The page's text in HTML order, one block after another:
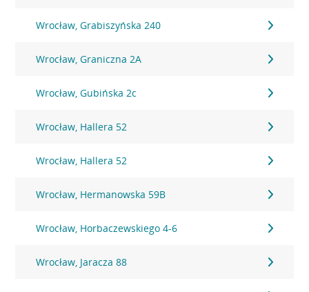
Wrocław, Grabiszyńska 240
Wrocław, Graniczna 2A
Wrocław, Gubińska 2c
Wrocław, Hallera 52
Wrocław, Hallera 52
Wrocław, Hermanowska 59B
Wrocław, Horbaczewskiego 4-6
Wrocław, Jaracza 88